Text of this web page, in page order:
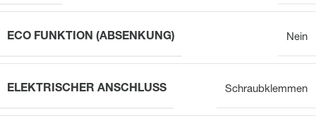
ECO FUNKTION (ABSENKUNG) Nein
ELEKTRISCHER ANSCHLUSS Schraubklemmen